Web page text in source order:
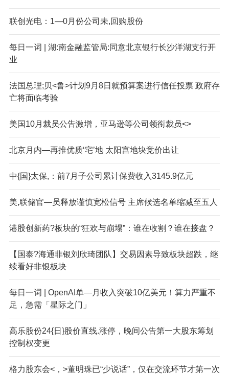
联创光电：1—0月份公司未,回购股份
每日一词 | 湖:南金融监管局:同意北京银行长沙洋湖支行开
业
法国总理;贝<鲁>计划9月8日就预算案进行信任投票 政府存
亡将面临考验
美国10月裁员公告激增，亚马逊等公司领衔裁员<>
北京月内—再推优质‘宅’地 太阳宫地块竞价出让
中{国}太保,：前7月子公司累计保费收入3145.9亿元
美,联储官—员释放谨慎宽松信号 主席候选名单缩减至五人
港股创新药?板块的“狂欢与崩塌”：谁在收割？谁在接盘？
【国泰?海通非银刘欣琦团队】交易因素导致板块超跌，继
续看好非银板块
每日一词 | OpenAI单—月收入突破10亿美元！算力严重不
足，急需「星际之门」
高乐股份24{日}股价直线.涨停，晚间公告第一大股东筹划
控制权变更
格力股东会<，>董明珠已“少说话”，仅在交流环节才第一次